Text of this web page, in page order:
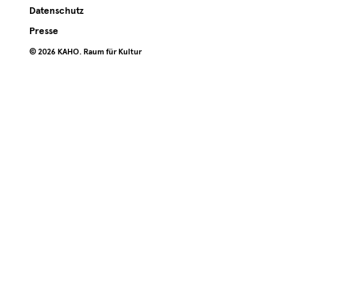
Presse
Datenschutz
Presse
©️ 2026 KAHO. Raum für Kultur